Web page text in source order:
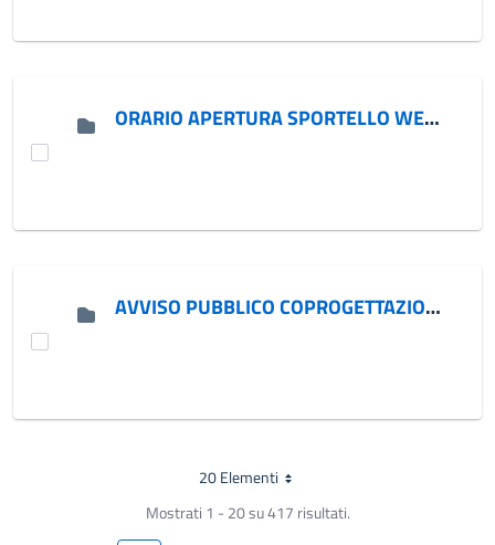
ORARIO APERTURA SPORTELLO WELFARE DI ACCESSO, SEGRETARIATO SOCIALE, SPORTELLO IMMIGRATI
AVVISO PUBBLICO COPROGETTAZIONE
20 ElementiPer pagina
Mostrati 1 - 20 su 417 risultati.